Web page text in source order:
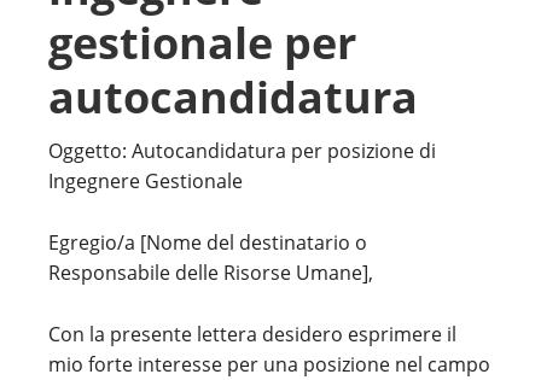
gestionale per
autocandidatura
Oggetto: Autocandidatura per posizione di
Ingegnere Gestionale
Egregio/a [Nome del destinatario o
Responsabile delle Risorse Umane],
Con la presente lettera desidero esprimere il
mio forte interesse per una posizione nel campo